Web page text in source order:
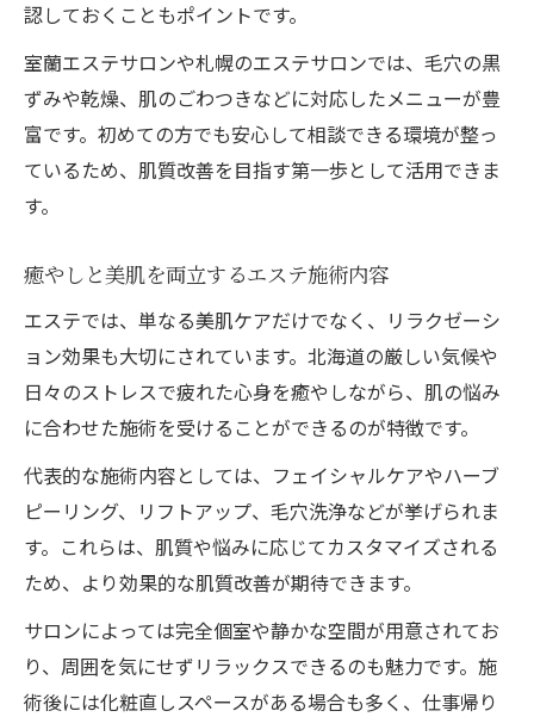
認しておくこともポイントです。
室蘭エステサロンや札幌のエステサロンでは、毛穴の黒
ずみや乾燥、肌のごわつきなどに対応したメニューが豊
富です。初めての方でも安心して相談できる環境が整っ
ているため、肌質改善を目指す第一歩として活用できま
す。
癒やしと美肌を両立するエステ施術内容
エステでは、単なる美肌ケアだけでなく、リラクゼーシ
ョン効果も大切にされています。北海道の厳しい気候や
日々のストレスで疲れた心身を癒やしながら、肌の悩み
に合わせた施術を受けることができるのが特徴です。
代表的な施術内容としては、フェイシャルケアやハーブ
ピーリング、リフトアップ、毛穴洗浄などが挙げられま
す。これらは、肌質や悩みに応じてカスタマイズされる
ため、より効果的な肌質改善が期待できます。
サロンによっては完全個室や静かな空間が用意されてお
り、周囲を気にせずリラックスできるのも魅力です。施
術後には化粧直しスペースがある場合も多く、仕事帰り